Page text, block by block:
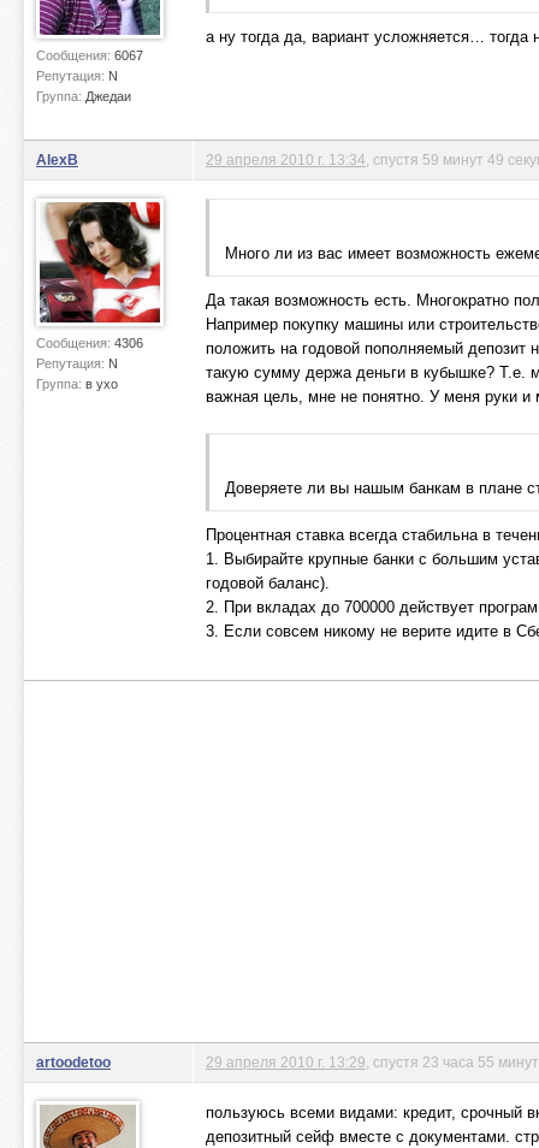
Сообщения: 6067
Репутация: N
Группа: Джедаи
а ну тогда да, вариант усложняется… тогда
AlexB
Сообщения: 4306
Репутация: N
Группа: в ухо
29 апреля 2010 г. 13:34 , спустя 59 минут 49
Много ли из вас имеет возможность
Да такая возможность есть. Многократно
Например покупку машины или
положить на годовой пополняемый депозит
такую сумму держа деньги в кубышке? Т.е.
важная цель, мне не понятно. У меня руки и
Доверяете ли вы нашым банкам в плане
Процентная ставка всегда стабильна в
1. Выбирайте крупные банки с большим
годовой баланс).
2. При вкладах до 700000 действует
3. Если совсем никому не верите идите в
artoodetoo 29 апреля 2010 г. 13:29 , спустя 23 часа 55
пользуюсь всеми видами: кредит, срочный
депозитный сейф вместе с документами.